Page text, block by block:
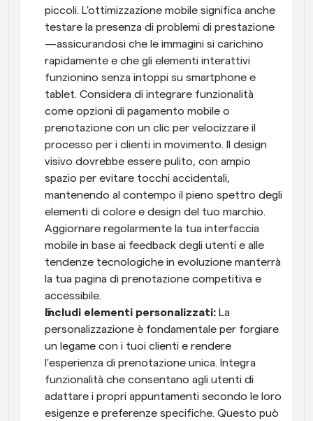
piccoli. L'ottimizzazione mobile significa anche
testare la presenza di problemi di prestazione
—assicurandosi che le immagini si carichino
rapidamente e che gli elementi interattivi
funzionino senza intoppi su smartphone e
tablet. Considera di integrare funzionalità
come opzioni di pagamento mobile o
prenotazione con un clic per velocizzare il
processo per i clienti in movimento. Il design
visivo dovrebbe essere pulito, con ampio
spazio per evitare tocchi accidentali,
mantenendo al contempo il pieno spettro degli
elementi di colore e design del tuo marchio.
Aggiornare regolarmente la tua interfaccia
mobile in base ai feedback degli utenti e alle
tendenze tecnologiche in evoluzione manterrà
la tua pagina di prenotazione competitiva e
accessibile.
Includi elementi personalizzati: La
personalizzazione è fondamentale per forgiare
un legame con i tuoi clienti e rendere
l'esperienza di prenotazione unica. Integra
funzionalità che consentano agli utenti di
adattare i propri appuntamenti secondo le loro
esigenze e preferenze specifiche. Questo può